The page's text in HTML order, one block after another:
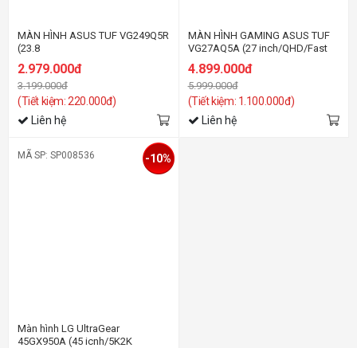
MÀN HÌNH ASUS TUF VG249Q5R
(23.8
inch/FHD/IPS/200Hz/0.3ms/loa)
2.979.000đ
3.199.000đ
(Tiết kiệm: 220.000đ)
Liên hệ
MÀN HÌNH GAMING ASUS TUF
VG27AQ5A (27 inch/QHD/Fast
IPS/210Hz/1ms/loa)
4.899.000đ
5.999.000đ
(Tiết kiệm: 1.100.000đ)
Liên hệ
MÃ SP: SP008536
Màn hình LG UltraGear
45GX950A (45 icnh/5K2K
-10%